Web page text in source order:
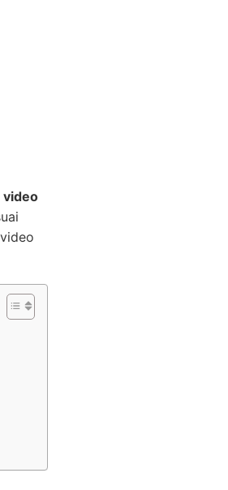
video